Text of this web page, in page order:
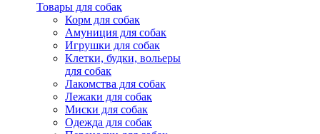
Товары для собак
Корм для собак
Амуниция для собак
Игрушки для собак
Клетки, будки, вольеры
для собак
Лакомства для собак
Лежаки для собак
Миски для собак
Одежда для собак